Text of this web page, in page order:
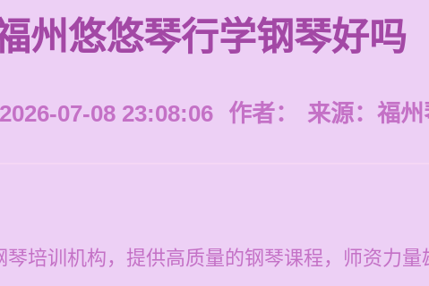
州悠悠琴行学钢琴好吗
07-08 23:08:06 作者： 来源： 福
培训机构，提供高质量的钢琴课程，师资力